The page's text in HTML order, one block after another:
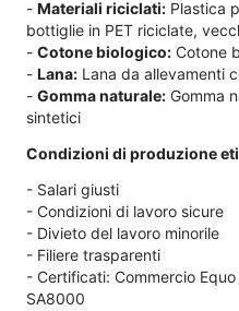
- Materiali riciclati: Plastica
bottiglie in PET riciclate,
- Cotone biologico: Cotone
- Lana: Lana da allevamenti
- Gomma naturale: Gomma
sintetici
Condizioni di produzione
- Salari giusti
- Condizioni di lavoro sicure
- Divieto del lavoro minorile
- Filiere trasparenti
- Certificati: Commercio
SA8000